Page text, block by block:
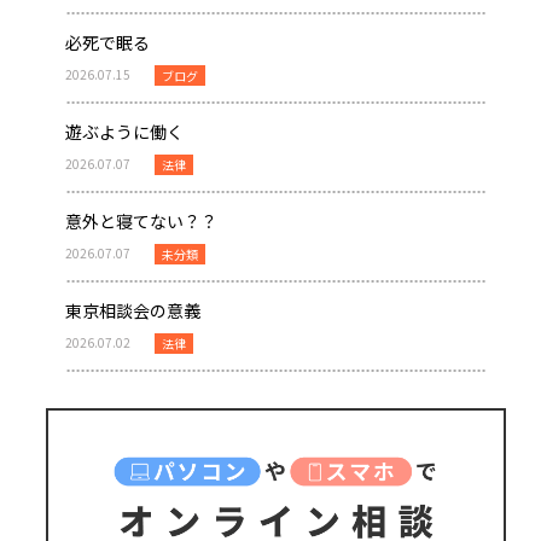
必死で眠る
2026.07.15 ブログ
遊ぶように働く
2026.07.07 法律
意外と寝てない？？
2026.07.07 未分類
東京相談会の意義
2026.07.02 法律